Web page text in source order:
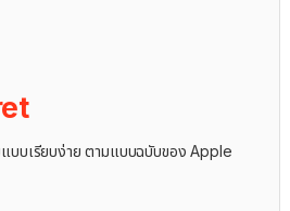
บบเรียบง่าย ตามแบบฉบับของ Apple